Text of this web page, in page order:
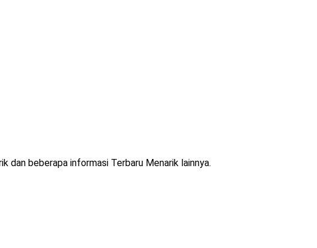
dan beberapa informasi Terbaru Menarik lainnya.